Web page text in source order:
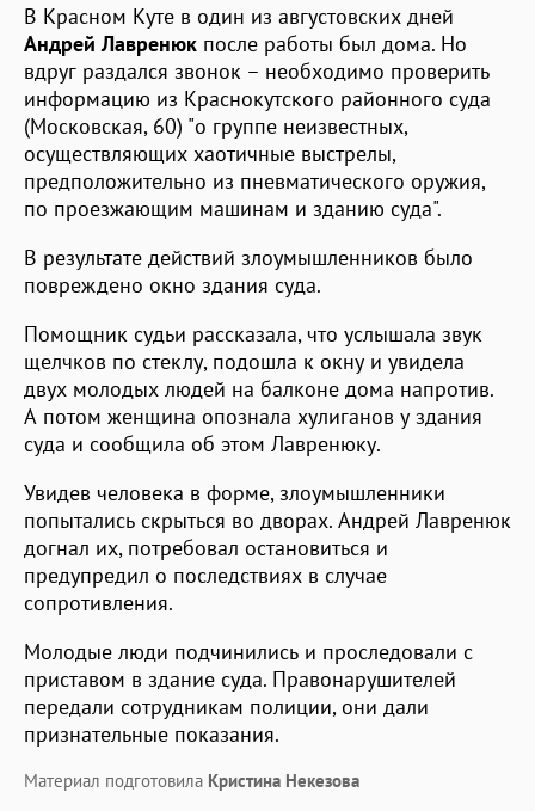
В Красном Куте в один из августовских дней
Андрей Лавренюк после работы был дома. Но
вдруг раздался звонок – необходимо проверить
информацию из Краснокутского районного суда
(Московская, 60) "о группе неизвестных,
осуществляющих хаотичные выстрелы,
предположительно из пневматического оружия,
по проезжающим машинам и зданию суда".
В результате действий злоумышленников было
повреждено окно здания суда.
Помощник судьи рассказала, что услышала звук
щелчков по стеклу, подошла к окну и увидела
двух молодых людей на балконе дома напротив.
А потом женщина опознала хулиганов у здания
суда и сообщила об этом Лавренюку.
Увидев человека в форме, злоумышленники
попытались скрыться во дворах. Андрей Лавренюк
догнал их, потребовал остановиться и
предупредил о последствиях в случае
сопротивления.
Молодые люди подчинились и проследовали с
приставом в здание суда. Правонарушителей
передали сотрудникам полиции, они дали
признательные показания.
Материал подготовила Кристина Некезова